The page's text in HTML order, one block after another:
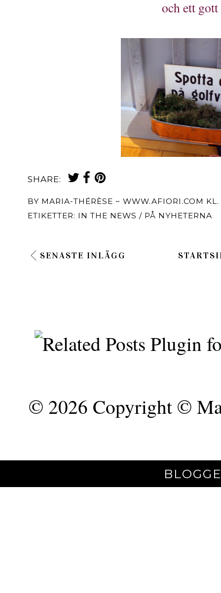
och ett
SHARE:
BY MARIA-THÉRÈSE ~ WWW.AFIORI.COM KL.
ETIKETTER: IN THE NEWS / PÅ NYHETERNA
SENASTE INLÄGG
© 2026 Copyright ©